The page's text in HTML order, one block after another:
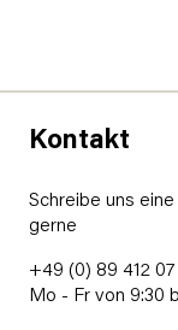
Kontakt
Schreibe uns
gerne
+49 (0) 89 412
Mo - Fr von 9:30